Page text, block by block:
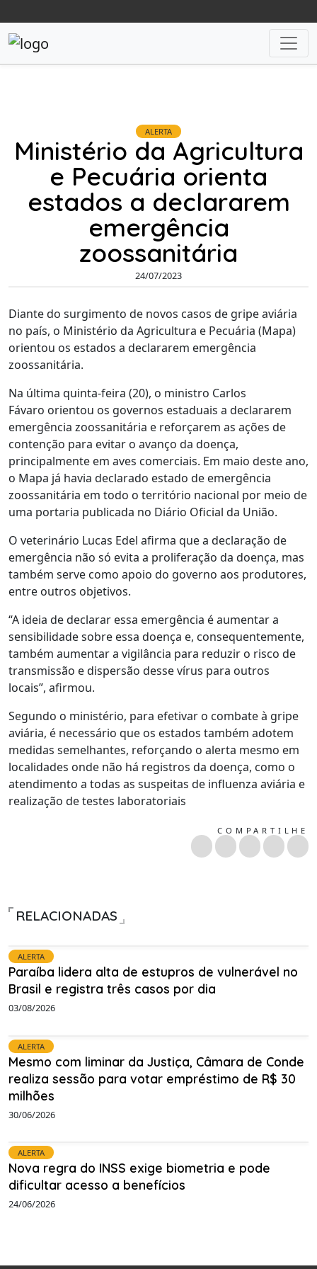
ALERTA
Ministério da Agricultura
e Pecuária orienta
estados a declararem
emergência
zoossanitária
24/07/2023
Diante do surgimento de novos casos de gripe aviária
no país, o Ministério da Agricultura e Pecuária (Mapa)
orientou os estados a declararem emergência
zoossanitária.
Na última quinta-feira (20), o ministro Carlos
Fávaro orientou os governos estaduais a declararem
emergência zoossanitária e reforçarem as ações de
contenção para evitar o avanço da doença,
principalmente em aves comerciais. Em maio deste ano,
o Mapa já havia declarado estado de emergência
zoossanitária em todo o território nacional por meio de
uma portaria publicada no Diário Oficial da União.
O veterinário Lucas Edel afirma que a declaração de
emergência não só evita a proliferação da doença, mas
também serve como apoio do governo aos produtores,
entre outros objetivos.
“A ideia de declarar essa emergência é aumentar a
sensibilidade sobre essa doença e, consequentemente,
também aumentar a vigilância para reduzir o risco de
transmissão e dispersão desse vírus para outros
locais”, afirmou.
Segundo o ministério, para efetivar o combate à gripe
aviária, é necessário que os estados também adotem
medidas semelhantes, reforçando o alerta mesmo em
localidades onde não há registros da doença, como o
atendimento a todas as suspeitas de influenza aviária e
realização de testes laboratoriais
COMPARTILHE
RELACIONADAS
ALERTA
Paraíba lidera alta de estupros de vulnerável no
Brasil e registra três casos por dia
03/08/2026
ALERTA
Mesmo com liminar da Justiça, Câmara de Conde
realiza sessão para votar empréstimo de R$ 30
milhões
30/06/2026
ALERTA
Nova regra do INSS exige biometria e pode
dificultar acesso a benefícios
24/06/2026